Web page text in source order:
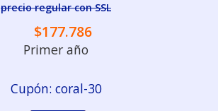
precio regular con SSL
$177.786
Primer año
Cupón: coral-30